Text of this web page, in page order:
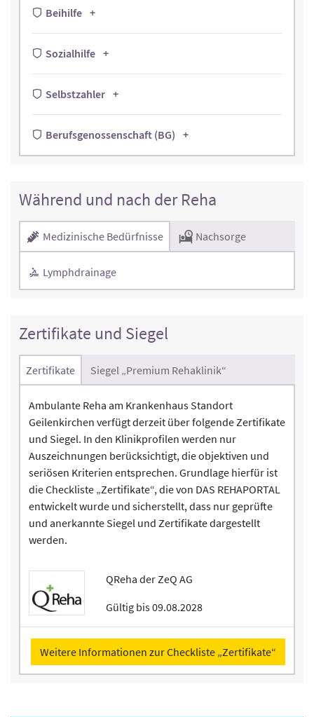
Beihilfe
Sozialhilfe
Selbstzahler
Berufsgenossenschaft (BG)
Während und nach der Reha
Medizinische Bedürfnisse Nachsorge
Lymphdrainage
Zertifikate und Siegel
Zertifikate Siegel „Premium Rehaklinik“
Ambulante Reha am Krankenhaus Standort
Geilenkirchen verfügt derzeit über folgende Zertifikate
und Siegel. In den Klinikprofilen werden nur
Auszeichnungen berücksichtigt, die objektiven und
seriösen Kriterien entsprechen. Grundlage hierfür ist
die Checkliste „Zertifikate“, die von DAS REHAPORTAL
entwickelt wurde und sicherstellt, dass nur geprüfte
und anerkannte Siegel und Zertifikate dargestellt
werden.
QReha der ZeQ AG
Gültig bis 09.08.2028
Weitere Informationen zur Checkliste „Zertifikate“